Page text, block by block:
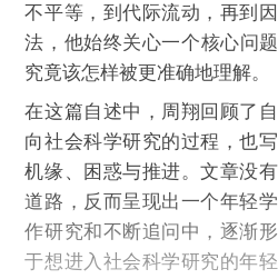
不平等，到代际流动，再到
法，他始终关心一个核心问
究竟该怎样被更准确地理解。
在这篇自述中，周翔回顾了
向社会科学研究的过程，也
机缘、困惑与推进。文章没
道路，反而呈现出一个年轻
作研究和不断追问中，逐渐
于想进入社会科学研究的年